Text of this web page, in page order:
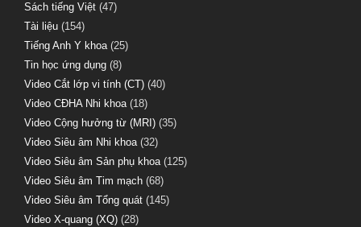
Sách tiếng Việt (47)
Tài liệu (154)
Tiếng Anh Y khoa(25)
Tin học ứng dụng (8)
Video Cắt lớp vi tính (CT) (40)
Video CĐHA Nhi khoa(18)
Video Cộng hưởng từ (MRI) (35)
Video Siêu âm Nhi khoa(32)
Video Siêu âm Sản phụ khoa(125)
Video Siêu âm Tim mạch (68)
Video Siêu âm Tổng quát (145)
Video X-quang (XQ) (28)